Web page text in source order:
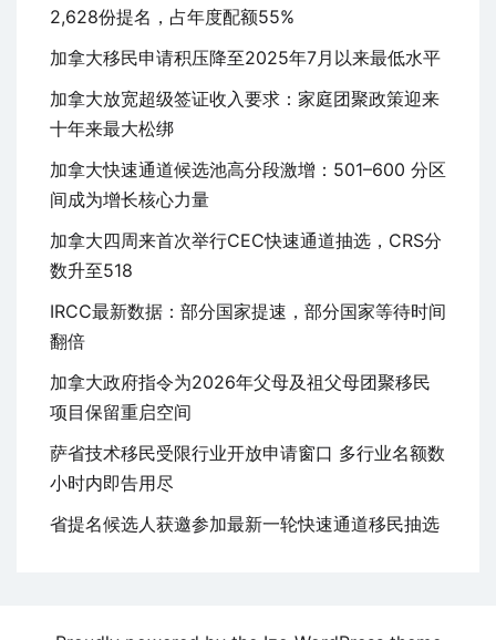
2,628份提名，占年度配额55%
加拿大移民申请积压降至2025年7月以来最低水平
加拿大放宽超级签证收入要求：家庭团聚政策迎来
十年来最大松绑
加拿大快速通道候选池高分段激增：501–600 分区
间成为增长核心力量
加拿大四周来首次举行CEC快速通道抽选，CRS分
数升至518
IRCC最新数据：部分国家提速，部分国家等待时间
翻倍
加拿大政府指令为2026年父母及祖父母团聚移民
项目保留重启空间
萨省技术移民受限行业开放申请窗口 多行业名额数
小时内即告用尽
省提名候选人获邀参加最新一轮快速通道移民抽选